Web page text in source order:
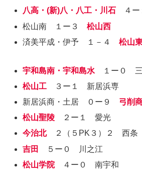
八高・(新)八・八工・川石 ４ー
松山南 １ー３松山西
済美平成・伊予 １－４松山
宇和島南・宇和島水 １ー０
松山工 ３ー１ 新居浜専
新居浜商・土居 ０ー９ 弓削
松山聖陵 ２ー１ 愛光
今治北２（５PK３）２ 西条
吉田
５ー０ 川之江
松山学院４ー０ 南宇和